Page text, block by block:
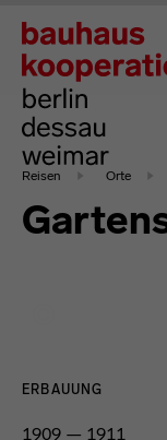
Reisen Orte
ERBAUUNG
1909 — 1911